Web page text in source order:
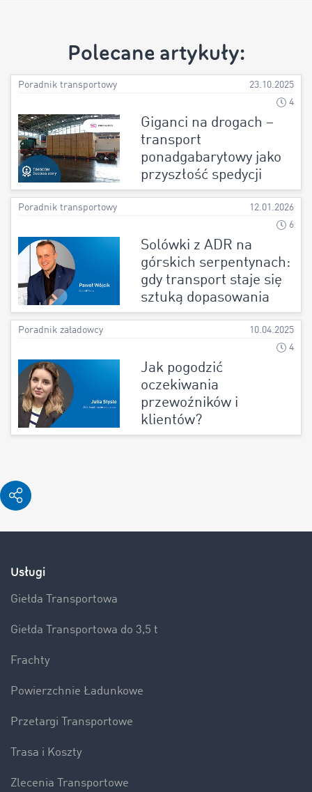
Polecane artykuły:
Poradnik transportowy
23.10.2025
4
Giganci na drogach –
transport
ponadgabarytowy jako
przyszłość spedycji
Poradnik transportowy
12.01.2026
6
Solówki z ADR na
górskich serpentynach:
gdy transport staje się
sztuką dopasowania
Poradnik załadowcy
10.04.2025
4
Jak pogodzić
oczekiwania
przewoźników i
klientów?
Usługi
Giełda Transportowa
Giełda Transportowa do 3,5 t
Frachty
Powierzchnie Ładunkowe
Przetargi Transportowe
Trasa i Koszty
Zlecenia Transportowe